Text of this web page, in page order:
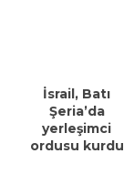
İsrail, Batı
Şeria’da
yerleşimci
ordusu kurdu